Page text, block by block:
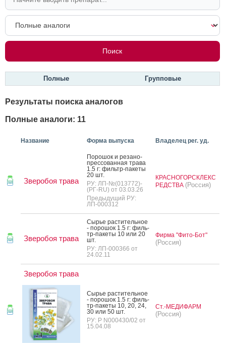
Полные Групповые
Результаты поиска аналогов
Полные аналоги: 11
Название Форма выпуска Владелец рег. уд.
Зверобоя трава
По­рошок и ре­зано-
прес­со­ван­ная тра­ва
1.5 г: филь­тр-па­кеты
20 шт.
РУ: ЛП-№(013772)-
(РГ-RU) от 03.03.26
Предыдущий РУ:
ЛП-000312
КРАСНОГОРСКЛЕКС
РЕДСТВА (Россия)
Зверобоя трава
Сырье рас­ти­тель­ное
- по­рошок 1.5 г: филь­
тр-па­кеты 10 или 20
шт.
РУ: ЛП-000366 от
24.02.11
Фирма "Фито-Бот"
(Россия)
Зверобоя трава
Сырье рас­ти­тель­ное
- по­рошок 1.5 г: филь­
тр-па­кеты 10, 20, 24,
30 или 50 шт.
РУ: Р N000430/02 от
15.04.08
Ст.-МЕДИФАРМ
(Россия)